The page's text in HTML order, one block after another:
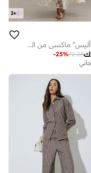
+
2
فستان "أليس" ماكسي من الدانتيل بنقشة الزهور وبياقة عالية
72.28
-25%